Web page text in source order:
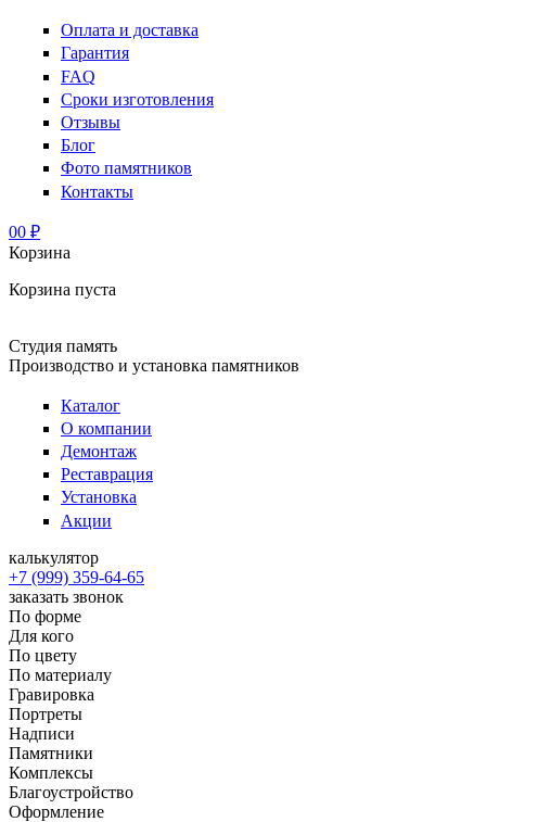
Оплата и доставка
Гарантия
FAQ
Сроки изготовления
Отзывы
Блог
Фото памятников
Контакты
00 ₽
Корзина
Корзина пуста
Студия память
Производство и установка памятников
Каталог
О компании
Демонтаж
Реставрация
Установка
Акции
калькулятор
+7 (999) 359-64-65
заказать звонок
По форме
Для кого
По цвету
По материалу
Гравировка
Портреты
Надписи
Памятники
Комплексы
Благоустройство
Оформление